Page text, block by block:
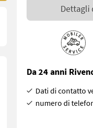
Dettagli
Da 24 anni
Dati di contatto
numero di